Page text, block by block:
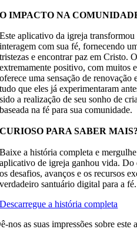
O IMPACTO NA
Este aplicativo da igreja
interagem com sua fé, fornecendo
tristezas e encontrar paz em Cristo.
extremamente positivo, com muitos
oferece uma sensação de
tudo que eles já experimentaram
sido a realização de seu sonho de
baseada na fé para sua comunidade.
CURIOSO PARA SABER MAIS?
Baixe a história completa e
aplicativo de igreja ganhou vida. Do
os desafios, avanços e os recursos
verdadeiro santuário digital para a fé.
Descarregue a história completa
nos as suas impressões sobre este